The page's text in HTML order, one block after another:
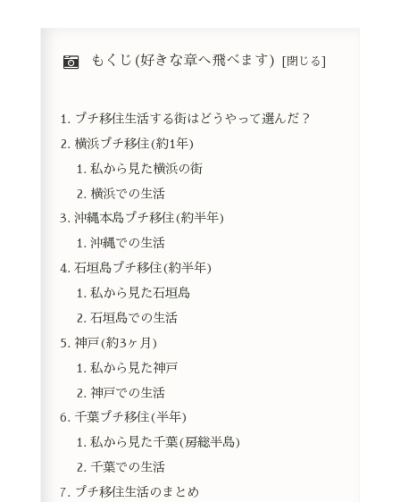
もくじ(好きな章へ飛べます)
プチ移住生活する街はどうやって選んだ？
横浜プチ移住(約1年)
私から見た横浜の街
横浜での生活
沖縄本島プチ移住(約半年)
沖縄での生活
石垣島プチ移住(約半年)
私から見た石垣島
石垣島での生活
神戸(約3ヶ月)
私から見た神戸
神戸での生活
千葉プチ移住(半年)
私から見た千葉(房総半島)
千葉での生活
プチ移住生活のまとめ